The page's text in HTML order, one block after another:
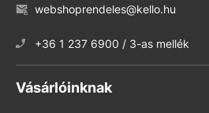
webshoprendeles@kello.hu
+36 1 237 6900 / 3-as mellék
Vásárlóinknak